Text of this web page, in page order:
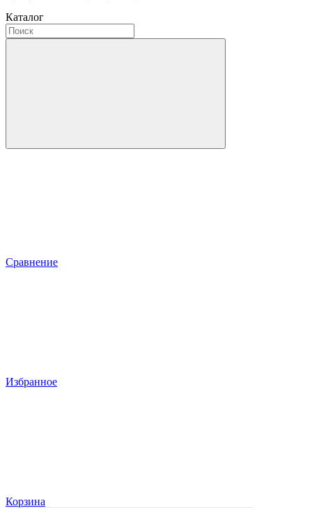
Каталог
Сравнение
Избранное
Корзина